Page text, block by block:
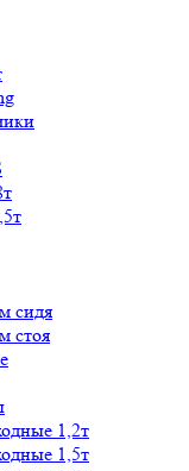
сидя
стоя
1,2т
1,5т